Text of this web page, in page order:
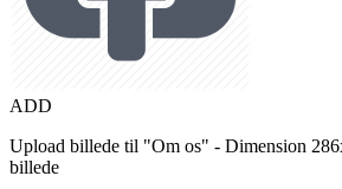
ADD
Upload billede til "Om os" - Dimension
billede